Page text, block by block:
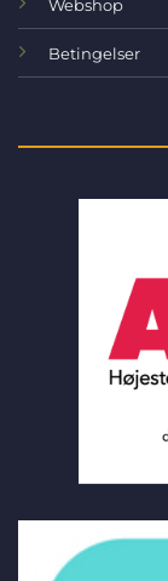
Webshop
Betingelser